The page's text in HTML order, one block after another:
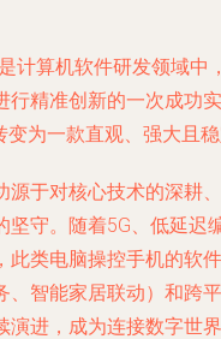
计算机软件研发领域中
行精准创新的一次成功
为一款直观、强大且稳
源于对核心技术的深耕
坚守。随着5G、低延迟
此类电脑操控手机的软
、智能家居联动）和跨
进，成为连接数字世界